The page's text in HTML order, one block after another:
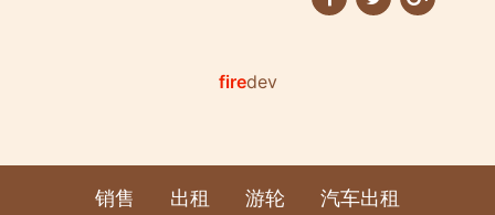
firedev
销售 出租 游轮 汽车出租